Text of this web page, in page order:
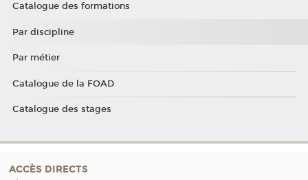
Catalogue des formations
Par discipline
Par métier
Catalogue de la FOAD
Catalogue des stages
ACCÈS DIRECTS